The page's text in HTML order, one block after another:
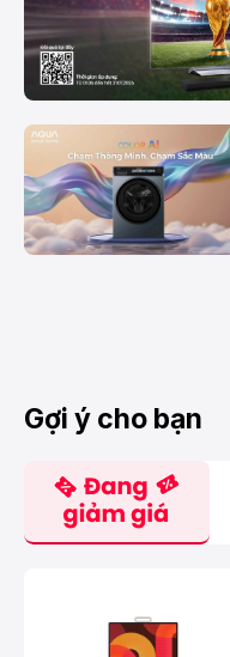
Gợi ý cho bạn